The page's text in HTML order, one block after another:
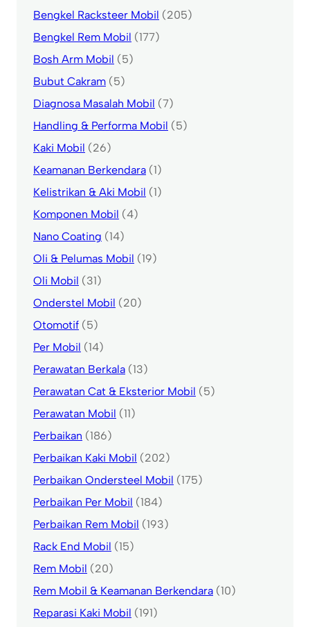
Bengkel Racksteer Mobil (205)
Bengkel Rem Mobil (177)
Bosh Arm Mobil (5)
Bubut Cakram (5)
Diagnosa Masalah Mobil (7)
Handling & Performa Mobil (5)
Kaki Mobil (26)
Keamanan Berkendara (1)
Kelistrikan & Aki Mobil (1)
Komponen Mobil (4)
Nano Coating (14)
Oli & Pelumas Mobil (19)
Oli Mobil (31)
Onderstel Mobil (20)
Otomotif (5)
Per Mobil (14)
Perawatan Berkala (13)
Perawatan Cat & Eksterior Mobil (5)
Perawatan Mobil (11)
Perbaikan (186)
Perbaikan Kaki Mobil (202)
Perbaikan Ondersteel Mobil (175)
Perbaikan Per Mobil (184)
Perbaikan Rem Mobil (193)
Rack End Mobil (15)
Rem Mobil (20)
Rem Mobil & Keamanan Berkendara (10)
Reparasi Kaki Mobil (191)